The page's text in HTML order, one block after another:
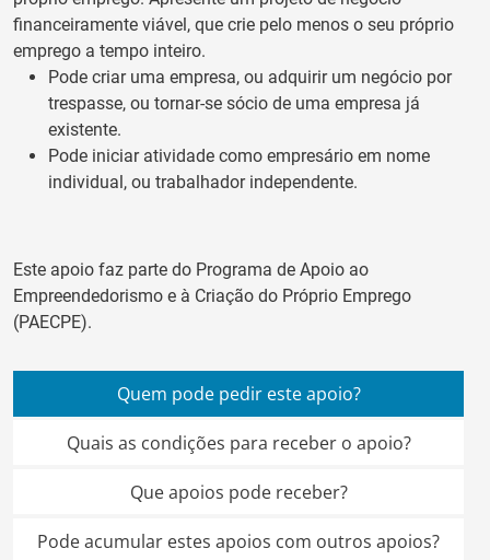
financeiramente viável, que crie pelo menos o seu próprio
emprego a tempo inteiro.
Pode criar uma empresa, ou adquirir um negócio por
trespasse, ou tornar-se sócio de uma empresa já
existente.
Pode iniciar atividade como empresário em nome
individual, ou trabalhador independente.
Este apoio faz parte do Programa de Apoio ao
Empreendedorismo e à Criação do Próprio Emprego
(PAECPE).
Quem pode pedir este apoio?
Quais as condições para receber o apoio?
Que apoios pode receber?
Pode acumular estes apoios com outros apoios?